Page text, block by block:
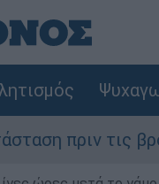
τις βροχές